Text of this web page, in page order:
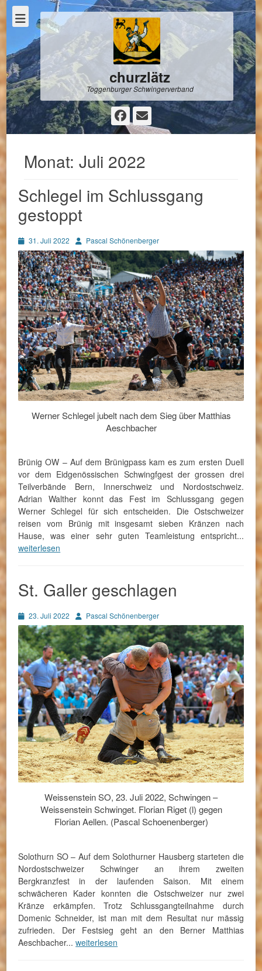
churzlätz
Toggenburger Schwingerverband
Facebook
E-
Mail
Monat:Juli 2022
Schlegel im Schlussgang
gestoppt
Posted
on
31. Juli 2022 AutorPascal Schönenberger
Werner Schlegel jubelt nach dem Sieg über Matthias
Aeschbacher
Brünig OW – Auf dem Brünigpass kam es zum ersten Duell
vor dem Eidgenössischen Schwingfgest der grossen drei
Teilverbände Bern, Innerschweiz und Nordostschweiz.
Adrian Walther konnt das Fest im Schlussgang gegen
Werner Schlegel für sich entscheiden. Die Ostschweizer
reisen vom Brünig mit insgesamt sieben Kränzen nach
Hause, was einer sehr guten Teamleistung entspricht...
weiterlesen
St. Galler geschlagen
Posted
on
23. Juli 2022 AutorPascal Schönenberger
Weissenstein SO, 23. Juli 2022, Schwingen –
Weissenstein Schwinget. Florian Riget (l) gegen
Florian Aellen. (Pascal Schoenenberger)
Solothurn SO – Auf dem Solothurner Hausberg starteten die
Nordostschweizer Schwinger an ihrem zweiten
Bergkranzfest in der laufenden Saison. Mit einem
schwächeren Kader konnten die Ostschweizer nur zwei
Kränze erkämpfen. Trotz Schlussgangteilnahme durch
Domenic Schneider, ist man mit dem Resultat nur mässig
zufrieden. Der Festsieg geht an den Berner Matthias
Aeschbacher...weiterlesen